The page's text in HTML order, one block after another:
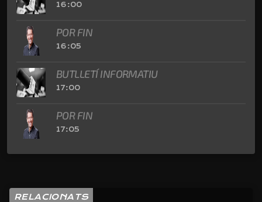
16:00
POR FIN
16:05
BUTLLETÍ INFORMATIU
17:00
POR FIN
17:05
RELACIONATS